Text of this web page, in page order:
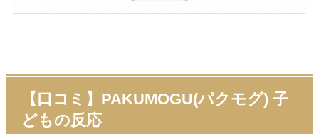
【口コミ】PAKUMOGU(パクモグ) 子
どもの反応